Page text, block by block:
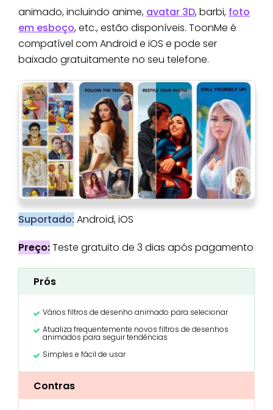
animado, incluindo anime, avatar 3D, barbi, foto
em esboço, etc., estão disponíveis. ToonMe é
compatível com Android e iOS e pode ser
baixado gratuitamente no seu telefone.
Suportado: Android, iOS
Preço:Teste gratuito de 3 dias após pagamento
Prós
Vários filtros de desenho animado para selecionar
Atualiza frequentemente novos filtros de desenhos
animados para seguir tendências
Simples e fácil de usar
Contras